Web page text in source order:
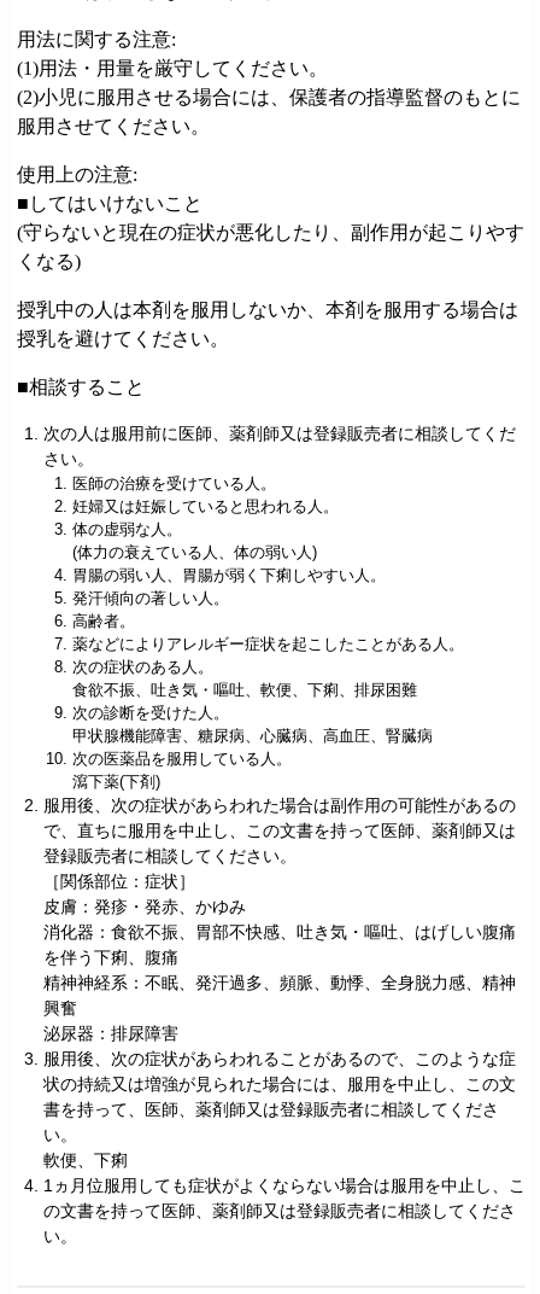
用法に関する注意:
(1)用法・用量を厳守してください。
(2)小児に服用させる場合には、保護者の指導監督のもとに
服用させてください。
使用上の注意:
■してはいけないこと
(守らないと現在の症状が悪化したり、副作用が起こりやす
くなる)
授乳中の人は本剤を服用しないか、本剤を服用する場合は
授乳を避けてください。
■相談すること
次の人は服用前に医師、薬剤師又は登録販売者に相談してくだ
さい。
医師の治療を受けている人。
妊婦又は妊娠していると思われる人。
体の虚弱な人。
(体力の衰えている人、体の弱い人)
胃腸の弱い人、胃腸が弱く下痢しやすい人。
発汗傾向の著しい人。
高齢者。
薬などによりアレルギー症状を起こしたことがある人。
次の症状のある人。
食欲不振、吐き気・嘔吐、軟便、下痢、排尿困難
次の診断を受けた人。
甲状腺機能障害、糖尿病、心臓病、高血圧、腎臓病
次の医薬品を服用している人。
瀉下薬(下剤)
服用後、次の症状があらわれた場合は副作用の可能性があるの
で、直ちに服用を中止し、この文書を持って医師、薬剤師又は
登録販売者に相談してください。
［関係部位：症状］
皮膚：発疹・発赤、かゆみ
消化器：食欲不振、胃部不快感、吐き気・嘔吐、はげしい腹痛
を伴う下痢、腹痛
精神神経系：不眠、発汗過多、頻脈、動悸、全身脱力感、精神
興奮
泌尿器：排尿障害
服用後、次の症状があらわれることがあるので、このような症
状の持続又は増強が見られた場合には、服用を中止し、この文
書を持って、医師、薬剤師又は登録販売者に相談してくださ
い。
軟便、下痢
1ヵ月位服用しても症状がよくならない場合は服用を中止し、こ
の文書を持って医師、薬剤師又は登録販売者に相談してくださ
い。